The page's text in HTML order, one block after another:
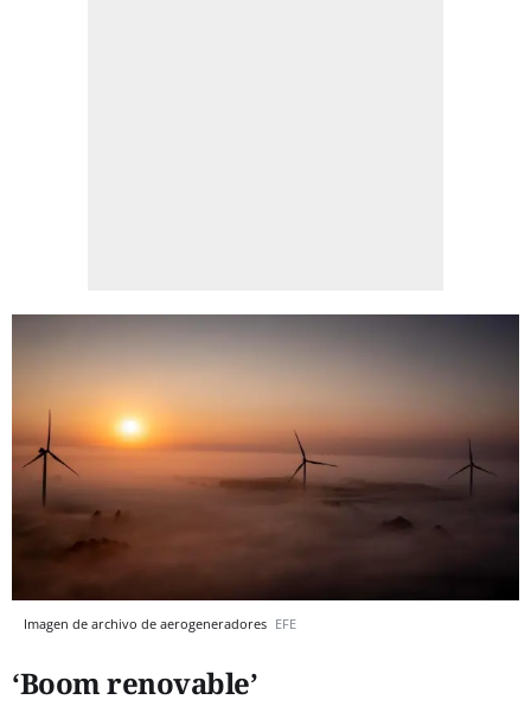
Imagen de archivo de aerogeneradores EFE
‘Boom renovable’